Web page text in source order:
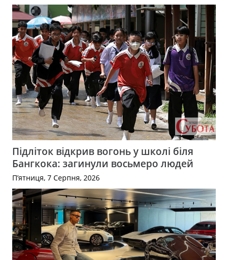
Підліток відкрив вогонь у школі біля
Бангкока: загинули восьмеро людей
П’ятниця, 7 Серпня, 2026